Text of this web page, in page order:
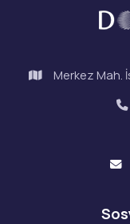
Merkez Mah.